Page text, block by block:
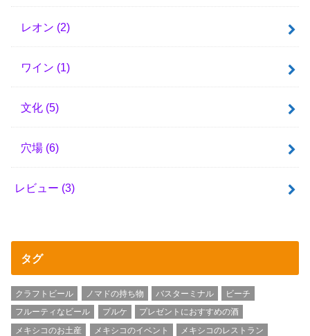
レオン (2)
ワイン (1)
文化 (5)
穴場 (6)
レビュー (3)
タグ
クラフトビール ノマドの持ち物 バスターミナル
ビーチ
フルーティなビール
プルケ
プレゼントにおすすめの酒
メキシコのお土産
メキシコのイベント
メキシコのレストラン